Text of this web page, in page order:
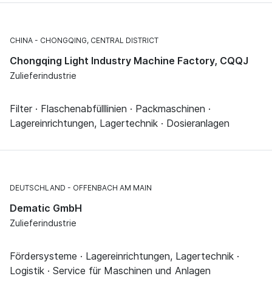
CHINA CHONGQING, CENTRAL DISTRICT
Chongqing Light Industry Machine Factory, CQQJ
Zulieferindustrie
Filter · Flaschenabfülllinien · Packmaschinen ·
Lagereinrichtungen, Lagertechnik · Dosieranlagen
DEUTSCHLAND OFFENBACH AM MAIN
Dematic GmbH
Zulieferindustrie
Fördersysteme · Lagereinrichtungen, Lagertechnik ·
Logistik · Service für Maschinen und Anlagen